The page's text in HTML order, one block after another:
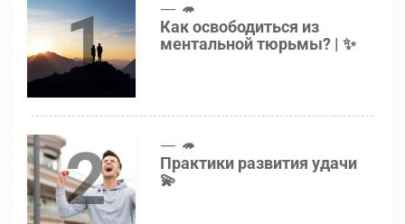
1 🦔
Как освободиться из
ментальной тюрьмы? | ✨
2 🦔
Практики развития удачи
💫